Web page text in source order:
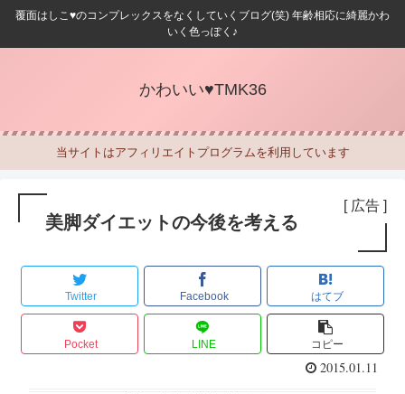
覆面はしこ♥のコンプレックスをなくしていくブログ(笑) 年齢相応に綺麗かわ
いく色っぽく♪
かわいい♥TMK36
当サイトはアフィリエイトプログラムを利用しています
[ 広告 ]
美脚ダイエットの今後を考える
Twitter Facebook はてブ
Pocket LINE コピー
2015.01.11